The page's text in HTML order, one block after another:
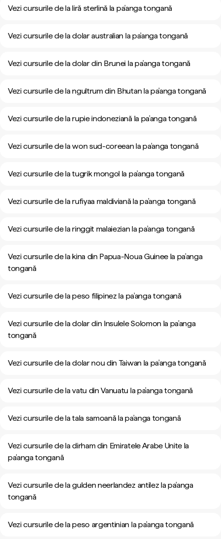
Vezi cursurile de la liră sterlină la pa’anga tongană
Vezi cursurile de la dolar australian la pa’anga tongană
Vezi cursurile de la dolar din Brunei la pa’anga tongană
Vezi cursurile de la ngultrum din Bhutan la pa’anga tongană
Vezi cursurile de la rupie indoneziană la pa’anga tongană
Vezi cursurile de la won sud-coreean la pa’anga tongană
Vezi cursurile de la tugrik mongol la pa’anga tongană
Vezi cursurile de la rufiyaa maldiviană la pa’anga tongană
Vezi cursurile de la ringgit malaiezian la pa’anga tongană
Vezi cursurile de la kina din Papua-Noua Guinee la pa’anga
tongană
Vezi cursurile de la peso filipinez la pa’anga tongană
Vezi cursurile de la dolar din Insulele Solomon la pa’anga
tongană
Vezi cursurile de la dolar nou din Taiwan la pa’anga tongană
Vezi cursurile de la vatu din Vanuatu la pa’anga tongană
Vezi cursurile de la tala samoană la pa’anga tongană
Vezi cursurile de la dirham din Emiratele Arabe Unite la
pa’anga tongană
Vezi cursurile de la gulden neerlandez antilez la pa’anga
tongană
Vezi cursurile de la peso argentinian la pa’anga tongană